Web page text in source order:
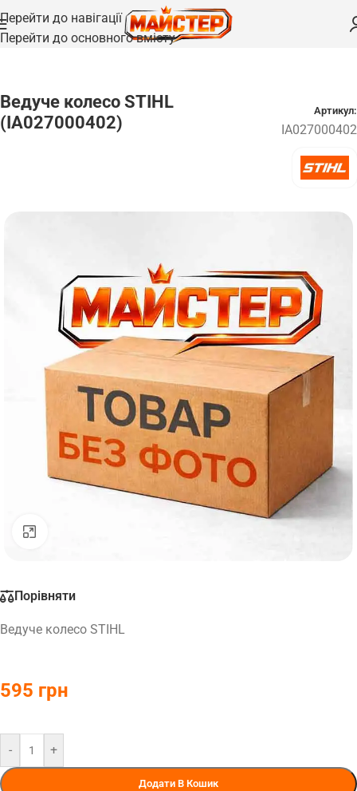
Перейти до навігації
Перейти до основного вмісту
Головна /Запчастини
Ведуче колесо STIHL
(IA027000402)
Артикул:
IA027000402
Порівняти
Ведуче колесо STIHL
595 грн
- +
Додати В Кошик